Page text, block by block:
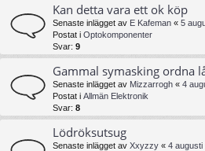
Kan detta vara ett ok köp
Senaste inlägget av E Kafeman « 5
Postat i Optokomponenter
Svar: 9
Gammal symasking ordna
Senaste inlägget av Mizzarrogh « 4
Postat i Allmän Elektronik
Svar: 8
Lödröksutsug
Senaste inlägget av Xxyzzy « 4 augusti